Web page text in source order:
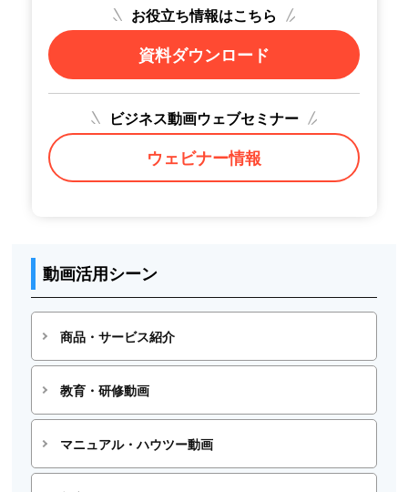
お役立ち情報はこちら
資料ダウンロード
ビジネス動画ウェブセミナー
ウェビナー情報
動画活用シーン
商品・サービス紹介
教育・研修動画
マニュアル・ハウツー動画